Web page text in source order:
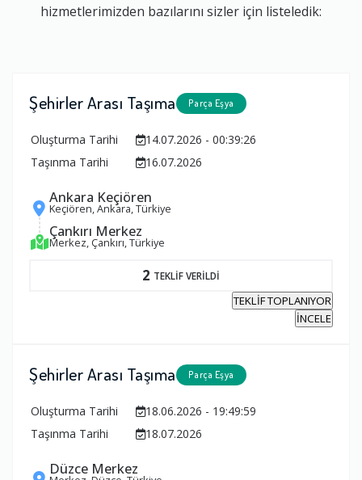
hizmetlerimizden bazılarını sizler için listeledik:
Şehirler Arası Taşıma Parça Eşya
Oluşturma Tarihi
14.07.2026 - 00:39:26
Taşınma Tarihi
16.07.2026
Ankara Keçiören
Keçiören, Ankara, Türkiye
Çankırı Merkez
Merkez, Çankırı, Türkiye
2 TEKLİF VERİLDİ
TEKLİF TOPLANIYOR
İNCELE
Şehirler Arası Taşıma Parça Eşya
Oluşturma Tarihi
18.06.2026 - 19:49:59
Taşınma Tarihi
18.07.2026
Düzce Merkez